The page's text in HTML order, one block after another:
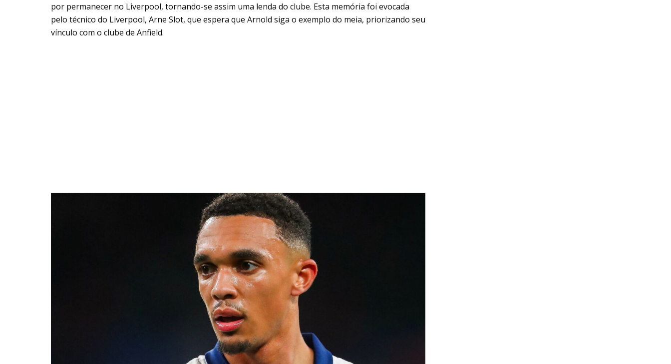
por permanecer no Liverpool, tornando-se assim uma lenda do clube. Esta memória foi evocada
pelo técnico do Liverpool, Arne Slot, que espera que Arnold siga o exemplo do meia, priorizando seu
vínculo com o clube de Anfield.